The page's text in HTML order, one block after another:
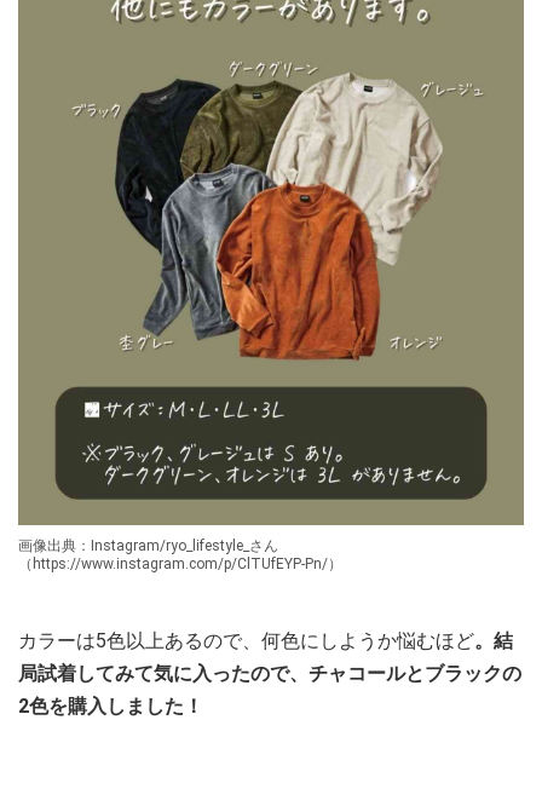
画像出典：Instagram/ryo_lifestyle_さん
（https://www.instagram.com/p/ClTUfEYP-Pn/）
カラーは5色以上あるので、何色にしようか悩むほど。結
局試着してみて気に入ったので、チャコールとブラックの
2色を購入しました！